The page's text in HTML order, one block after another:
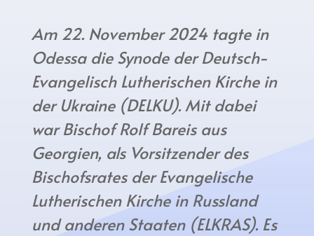
Am 22. November 2024 tagte in
Odessa die Synode der Deutsch-
Evangelisch Lutherischen Kirche in
der Ukraine (DELKU). Mit dabei
war Bischof Rolf Bareis aus
Georgien, als Vorsitzender des
Bischofsrates der Evangelische
Lutherischen Kirche in Russland
und anderen Staaten (ELKRAS). Es